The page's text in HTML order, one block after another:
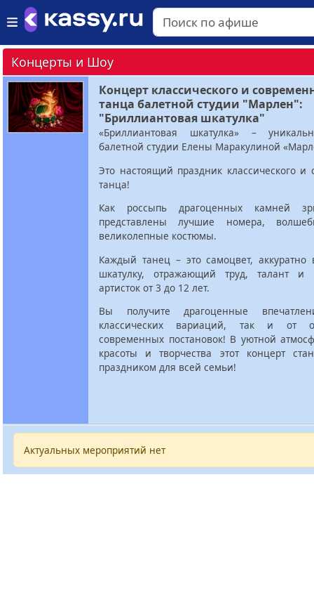
Концерты и Шоу
Концерт классического и
танца балетной студии "Марлен":
"Бриллиантовая шкатулка"
«Бриллиантовая шкатулка» –
балетной студии Елены Маракулиной
Это настоящий праздник классического и
танца!
Как россыпь драгоценных камней
представлены лучшие номера,
великолепные костюмы.
Каждый танец – это самоцвет,
шкатулку, отражающий труд, талант
артисток от 3 до 12 лет.
Вы получите драгоценные
классических вариаций, так и от
современных постановок! В уютной
красоты и творчества этот концерт
праздником для всей семьи!
Актуальных мероприятий нет